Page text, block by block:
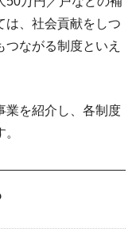
は、社会貢献をしつ
ながる制度といえ
業を紹介し、各制度